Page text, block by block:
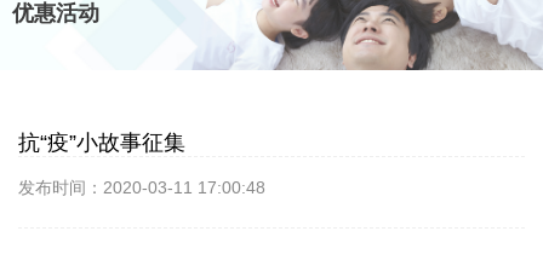
优惠活动
抗“疫”小故事征集
发布时间：2020-03-11 17:00:48